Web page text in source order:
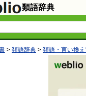
類語辞典
> 類語辞典 > 類語・言い換